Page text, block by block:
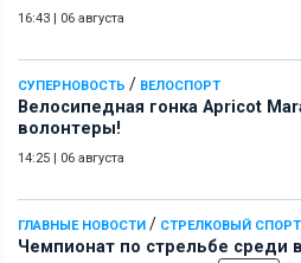
16:43 | 06 августа
СУПЕРНОВОСТЬ / ВЕЛОСПОРТ
Велосипедная гонка Apricot
волонтеры!
14:25 | 06 августа
ГЛАВНЫЕ НОВОСТИ / СТРЕЛКОВЫЙ СПОРТ
Чемпионат по стрельбе среди